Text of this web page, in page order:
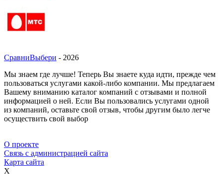
СравниВыбери - 2026
Мы знаем где лучше! Теперь Вы знаете куда идти, прежде чем
пользоваться услугами какой-либо компании. Мы предлагаем
Вашему вниманию каталог компаний с отзывами и полной
информацией о ней. Если Вы пользовались услугами одной
из компаний, оставьте свой отзыв, чтобы другим было легче
осуществить свой выбор
О проекте
Связь с администрацией сайта
Карта сайта
X